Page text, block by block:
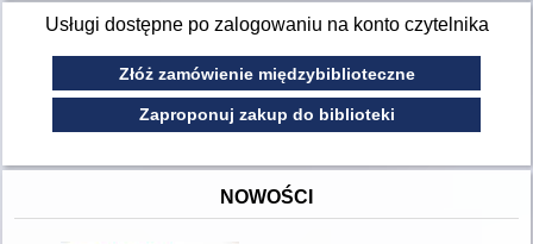
Usługi dostępne po zalogowaniu na konto czytelnika
Złóż zamówienie międzybiblioteczne
Zaproponuj zakup do biblioteki
NOWOŚCI